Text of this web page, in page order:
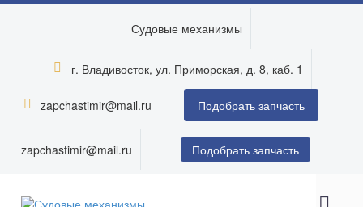
Судовые механизмы

 г. Владивосток, ул. Приморская, д. 8, каб. 1

 zapchastimir@mail.ru Подобрать запчасть
zapchastimir@mail.ru Подобрать запчасть